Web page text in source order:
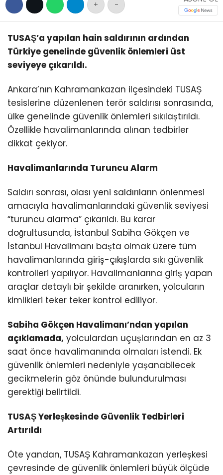
+ -
TUSAŞ’a yapılan hain saldırının ardından
Türkiye genelinde güvenlik önlemleri üst
seviyeye çıkarıldı.
Ankara’nın Kahramankazan ilçesindeki TUSAŞ
tesislerine düzenlenen terör saldırısı sonrasında,
ülke genelinde güvenlik önlemleri sıkılaştırıldı.
Özellikle havalimanlarında alınan tedbirler
dikkat çekiyor.
Havalimanlarında Turuncu Alarm
Saldırı sonrası, olası yeni saldırıların önlenmesi
amacıyla havalimanlarındaki güvenlik seviyesi
“turuncu alarma” çıkarıldı. Bu karar
doğrultusunda, İstanbul Sabiha Gökçen ve
İstanbul Havalimanı başta olmak üzere tüm
havalimanlarında giriş-çıkışlarda sıkı güvenlik
kontrolleri yapılıyor. Havalimanlarına giriş yapan
araçlar detaylı bir şekilde aranırken, yolcuların
kimlikleri teker teker kontrol ediliyor.
Sabiha Gökçen Havalimanı’ndan yapılan
açıklamada, yolculardan uçuşlarından en az 3
saat önce havalimanında olmaları istendi. Ek
güvenlik önlemleri nedeniyle yaşanabilecek
gecikmelerin göz önünde bulundurulması
gerektiği belirtildi.
TUSAŞ Yerleşkesinde Güvenlik Tedbirleri
Artırıldı
Öte yandan, TUSAŞ Kahramankazan yerleşkesi
çevresinde de güvenlik önlemleri büyük ölçüde